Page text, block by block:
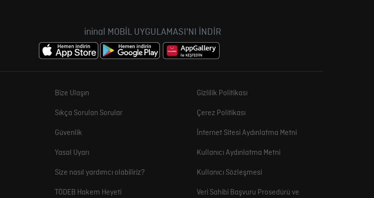
ininal MOBİL UYGULAMASI'NI İNDİR
Bize Ulaşın
Sıkça Sorulan Sorular
Güvenlik
Yasal Uyarı
Size nasıl yardımcı olabiliriz?
TÖDEB Hakem Heyeti
Gizlilik Politikası
Çerez Politikası
İnternet Sitesi Aydınlatma Metni
Kullanıcı Aydınlatma Metni
Kullanıcı Sözleşmesi
Veri Sahibi Başvuru Prosedürü ve